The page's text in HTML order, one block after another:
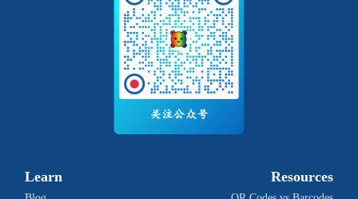
Learn Resources